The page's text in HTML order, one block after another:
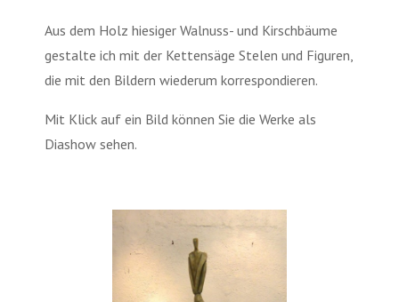
Aus dem Holz hiesiger Walnuss- und Kirschbäume
gestalte ich mit der Kettensäge Stelen und Figuren,
die mit den Bildern wiederum korrespondieren.
Mit Klick auf ein Bild können Sie die Werke als
Diashow sehen.